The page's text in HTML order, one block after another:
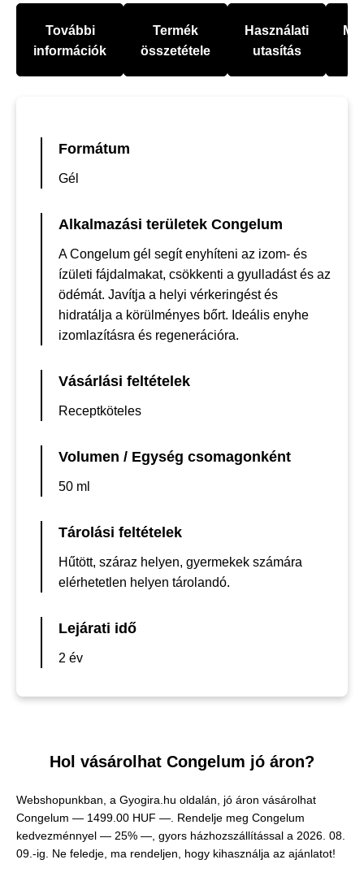
További
információk
Termék
összetétele
Használati
utasítás
Formátum
Gél
Alkalmazási területek Congelum
A Congelum gél segít enyhíteni az izom- és
ízületi fájdalmakat, csökkenti a gyulladást és az
ödémát. Javítja a helyi vérkeringést és
hidratálja a körülményes bőrt. Ideális enyhe
izomlazításra és regenerációra.
Vásárlási feltételek
Receptköteles
Volumen / Egység csomagonként
50 ml
Tárolási feltételek
Hűtött, száraz helyen, gyermekek számára
elérhetetlen helyen tárolandó.
Lejárati idő
2 év
Hol vásárolhat Congelum jó áron?
Webshopunkban, a Gyogira.hu oldalán, jó áron vásárolhat
Congelum — 1499.00 HUF — . Rendelje meg Congelum
kedvezménnyel — 25% —, gyors házhozszállítással a 2026. 08.
09.-ig. Ne feledje, ma rendeljen, hogy kihasználja az ajánlatot!